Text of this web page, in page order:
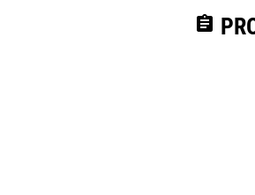
assignment